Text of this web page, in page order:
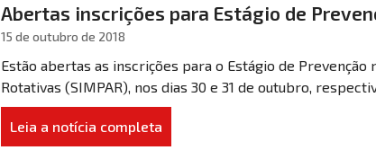
Abertas inscrições para Estágio de
15 de outubro de 2018
Estão abertas as inscrições para o Estágio de Prevenção
Rotativas (SIMPAR), nos dias 30 e 31 de outubro,
Leia a notícia completa